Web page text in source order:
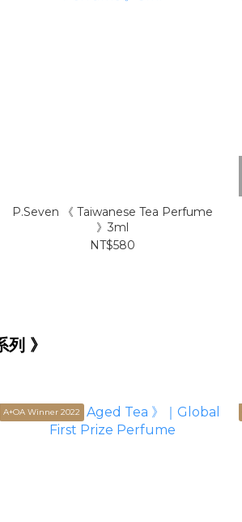
P.Seven 《 Taiwanese Tea Perfume
》3ml
NT$580
列 》
A+OA Winner 2022